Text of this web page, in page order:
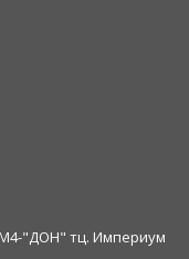
"ДОН" тц. Империум